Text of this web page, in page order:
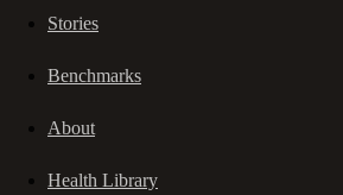
Stories
Benchmarks
About
Health Library